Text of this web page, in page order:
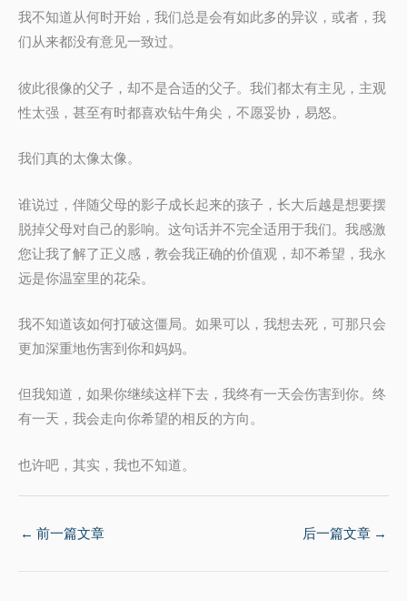
我不知道从何时开始，我们总是会有如此多的异议，或者，我
们从来都没有意见一致过。
彼此很像的父子，却不是合适的父子。我们都太有主见，主观
性太强，甚至有时都喜欢钻牛角尖，不愿妥协，易怒。
我们真的太像太像。
谁说过，伴随父母的影子成长起来的孩子，长大后越是想要摆
脱掉父母对自己的影响。这句话并不完全适用于我们。我感激
您让我了解了正义感，教会我正确的价值观，却不希望，我永
远是你温室里的花朵。
我不知道该如何打破这僵局。如果可以，我想去死，可那只会
更加深重地伤害到你和妈妈。
但我知道，如果你继续这样下去，我终有一天会伤害到你。终
有一天，我会走向你希望的相反的方向。
也许吧，其实，我也不知道。
← 前一篇文章 后一篇文章 →